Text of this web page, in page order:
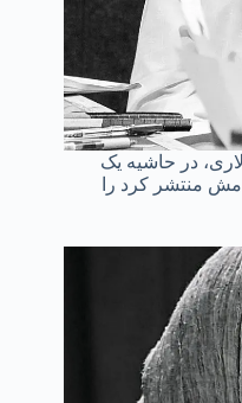
در حاشیه یک
منتشر کرد را